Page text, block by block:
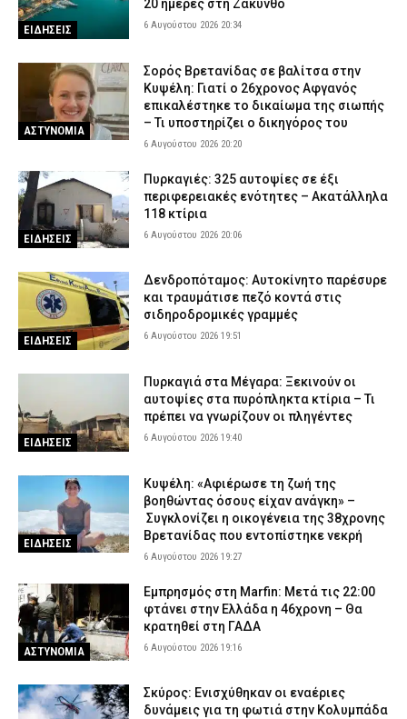
ΕΙΔΗΣΕΙΣ
20 ημέρες στη Ζάκυνθο
6 Αυγούστου 2026 20:34
ΑΣΤΥΝΟΜΙΑ
Σορός Βρετανίδας σε βαλίτσα στην
Κυψέλη: Γιατί ο 26χρονος Αφγανός
επικαλέστηκε το δικαίωμα της σιωπής
– Τι υποστηρίζει ο δικηγόρος του
6 Αυγούστου 2026 20:20
ΕΙΔΗΣΕΙΣ
Πυρκαγιές: 325 αυτοψίες σε έξι
περιφερειακές ενότητες – Ακατάλληλα
118 κτίρια
6 Αυγούστου 2026 20:06
ΕΙΔΗΣΕΙΣ
Δενδροπόταμος: Αυτοκίνητο παρέσυρε
και τραυμάτισε πεζό κοντά στις
σιδηροδρομικές γραμμές
6 Αυγούστου 2026 19:51
ΕΙΔΗΣΕΙΣ
Πυρκαγιά στα Μέγαρα: Ξεκινούν οι
αυτοψίες στα πυρόπληκτα κτίρια – Τι
πρέπει να γνωρίζουν οι πληγέντες
6 Αυγούστου 2026 19:40
ΕΙΔΗΣΕΙΣ
Κυψέλη: «Αφιέρωσε τη ζωή της
βοηθώντας όσους είχαν ανάγκη» –
Συγκλονίζει η οικογένεια της 38χρονης
Βρετανίδας που εντοπίστηκε νεκρή
6 Αυγούστου 2026 19:27
ΑΣΤΥΝΟΜΙΑ
Εμπρησμός στη Marfin: Μετά τις 22:00
φτάνει στην Ελλάδα η 46χρονη – Θα
κρατηθεί στη ΓΑΔΑ
6 Αυγούστου 2026 19:16
Σκύρος: Ενισχύθηκαν οι εναέριες
δυνάμεις για τη φωτιά στην Κολυμπάδα